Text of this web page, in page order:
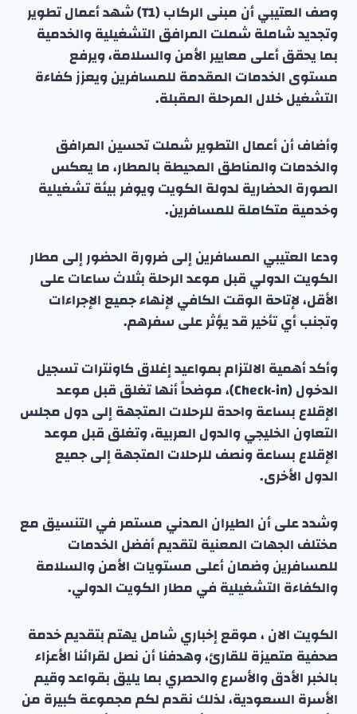
وصف العتيبي أن مبنى الركاب (T1) شهد أعمال تطوير
وتجديد شاملة شملت المرافق التشغيلية والخدمية
بما يحقق أعلى معايير الأمن والسلامة، ويرفع
مستوى الخدمات المقدمة للمسافرين ويعزز كفاءة
التشغيل خلال المرحلة المقبلة.
وأضاف أن أعمال التطوير شملت تحسين المرافق
والخدمات والمناطق المحيطة بالمطار، ما يعكس
الصورة الحضارية لدولة الكويت ويوفر بيئة تشغيلية
وخدمية متكاملة للمسافرين.
ودعا العتيبي المسافرين إلى ضرورة الحضور إلى مطار
الكويت الدولي قبل موعد الرحلة بثلاث ساعات على
الأقل، لإتاحة الوقت الكافي لإنهاء جميع الإجراءات
وتجنب أي تأخير قد يؤثر على سفرهم.
وأكد أهمية الالتزام بمواعيد إغلاق كاونترات تسجيل
الدخول (Check‑in)، موضحاً أنها تغلق قبل موعد
الإقلاع بساعة واحدة للرحلات المتجهة إلى دول مجلس
التعاون الخليجي والدول العربية، وتغلق قبل موعد
الإقلاع بساعة ونصف للرحلات المتجهة إلى جميع
الدول الأخرى.
وشدد على أن الطيران المدني مستمر في التنسيق مع
مختلف الجهات المعنية لتقديم أفضل الخدمات
للمسافرين وضمان أعلى مستويات الأمن والسلامة
والكفاءة التشغيلية في مطار الكويت الدولي.
الكويت الان ، موقع إخباري شامل يهتم بتقديم خدمة
صحفية متميزة للقارئ، وهدفنا أن نصل لقرائنا الأعزاء
بالخبر الأدق والأسرع والحصري بما يليق بقواعد وقيم
الأسرة السعودية، لذلك نقدم لكم مجموعة كبيرة من